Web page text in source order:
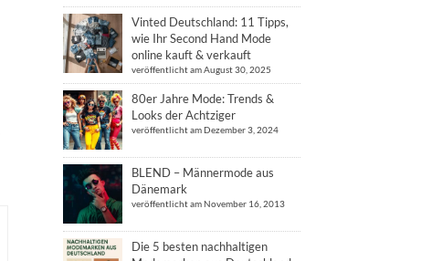
Vinted Deutschland: 11 Tipps,
wie Ihr Second Hand Mode
online kauft & verkauft
veröffentlicht am August 30, 2025
80er Jahre Mode: Trends &
Looks der Achtziger
veröffentlicht am Dezember 3, 2024
BLEND – Männermode aus
Dänemark
veröffentlicht am November 16, 2013
Die 5 besten nachhaltigen